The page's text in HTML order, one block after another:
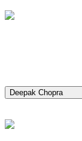
Deepak Chopra